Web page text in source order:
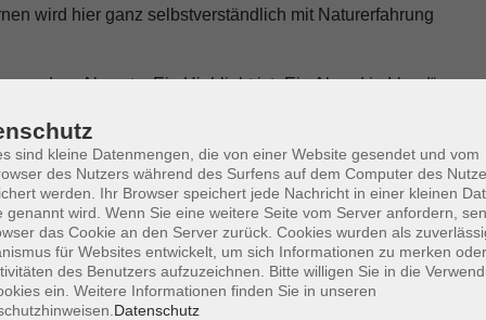
wird hier ganz selbstverständlich mit Naturerfahrung
Akzente. Ein Highlight ist „Ein Abend in Irland“
aus seiner Heimat, Irish-Musik mit seiner Band
einen ebenso unterhaltsamen wie
vom „Songwriting-Workshop“ im Roten Schulhaus
& Musik zum Frühstück“, das
zahlreiche alltagsnahe Kurse. Der
wird dank BNE-Förderung am Internationalen
Mit „Steuerwissen für Rentner“ greift die vhs ein
sind kleine Datenmengen, die von einer Website gesendet und vom
des Nutzers während des Surfens auf dem Computer des
werden. Ihr Browser speichert jede Nachricht in einer kleinen
genannt wird. Wenn Sie eine weitere Seite vom Server anfordern,
das Cookie an den Server zurück. Cookies wurden als
für Websites entwickelt, um sich Informationen zu merken
des Benutzers aufzuzeichnen. Bitte willigen Sie in die
ein. Weitere Informationen finden Sie in unseren
Datenschutz